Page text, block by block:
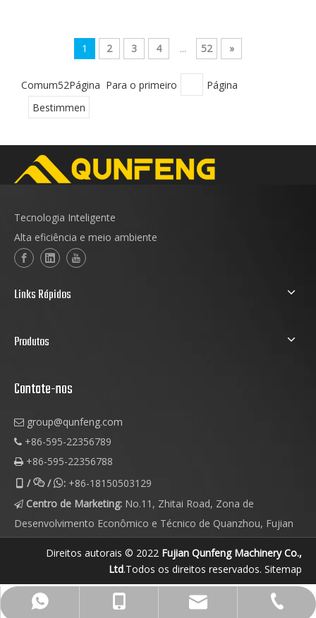
1 2 3 4 ... 52 »
Comum52Página Para o primeiro
Página
Bestimmen
+86-18150503129
+86-18150503129
group@qunfeng.com
+86-595 22356789
Tecnologia Inteligente
Alta eficiência e meio ambiente
Links Rápidos
Produtos
Contate-nos
 group@qunfeng.com
 +86-595-22356789
 +86-595-22356788
 //: +86-18150503129
 Centro de Marketing: No.11, Zhitai Road, Zona de
Desenvolvimento Econômico e Técnico de Quanzhou, Fujian
Direitos autorais © 2022 Fujian Qunfeng Machinery Co.,
Ltd.Todos os direitos reservados. Sitemap